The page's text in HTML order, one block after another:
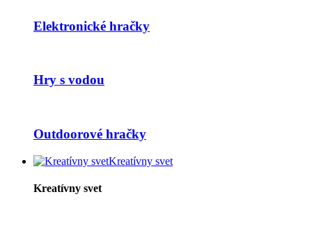
Elektronické hračky
Hry s vodou
Outdoorové hračky
Kreatívny svet
Kreatívny svet